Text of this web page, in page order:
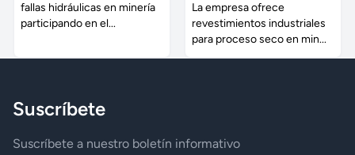
fallas hidráulicas en minería
participando en el...
La empresa ofrece
revestimientos industriales
para proceso seco en min...
Suscríbete
Suscríbete a nuestro boletín informativo